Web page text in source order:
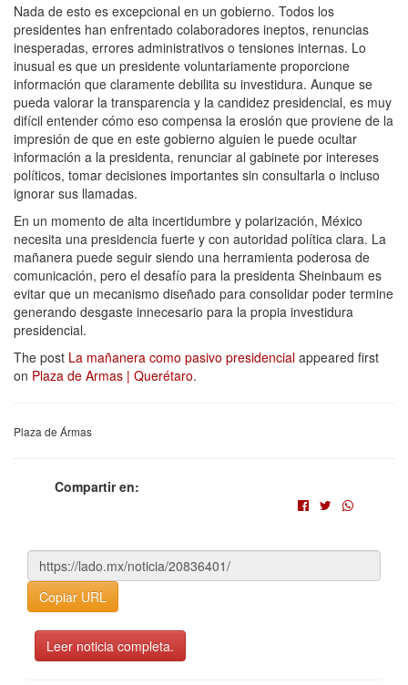
Nada de esto es excepcional en un gobierno. Todos los
presidentes han enfrentado colaboradores ineptos, renuncias
inesperadas, errores administrativos o tensiones internas. Lo
inusual es que un presidente voluntariamente proporcione
información que claramente debilita su investidura. Aunque se
pueda valorar la transparencia y la candidez presidencial, es muy
difícil entender cómo eso compensa la erosión que proviene de la
impresión de que en este gobierno alguien le puede ocultar
información a la presidenta, renunciar al gabinete por intereses
políticos, tomar decisiones importantes sin consultarla o incluso
ignorar sus llamadas.
En un momento de alta incertidumbre y polarización, México
necesita una presidencia fuerte y con autoridad política clara. La
mañanera puede seguir siendo una herramienta poderosa de
comunicación, pero el desafío para la presidenta Sheinbaum es
evitar que un mecanismo diseñado para consolidar poder termine
generando desgaste innecesario para la propia investidura
presidencial.
The post La mañanera como pasivo presidencial appeared first
on Plaza de Armas | Querétaro.
Plaza de Ármas
Compartir en:
Copiar URL
Leer noticia completa.